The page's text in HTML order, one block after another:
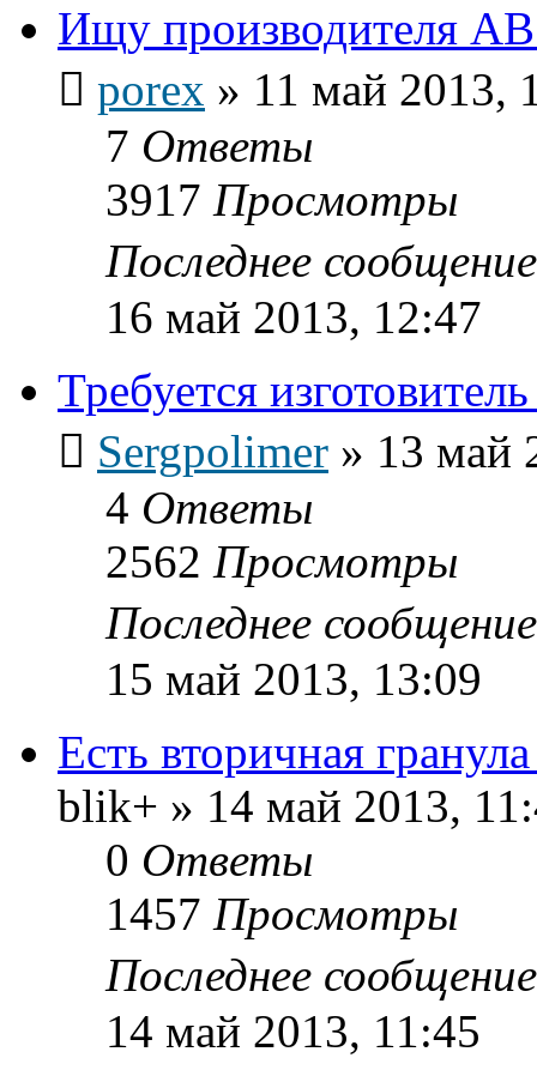
Ищу производителя
porex » 11 май 2013,
7 Ответы
3917 Просмотры
Последнее
16 май 2013, 12:47
Требуется
Sergpolimer » 13 май
4 Ответы
2562 Просмотры
Последнее
15 май 2013, 13:09
Есть вторичная
blik+ » 14 май 2013,
0 Ответы
1457 Просмотры
Последнее
14 май 2013, 11:45